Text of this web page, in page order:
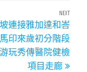
Next
Post
NEXT
連接雅加達和峇
印來歲初分階段
玩秀傳醫院健檢
項目走廊